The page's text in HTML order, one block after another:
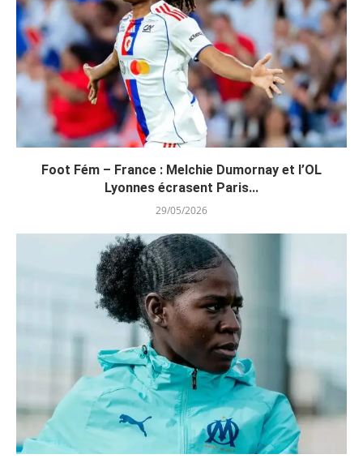
Foot Fém – France : Melchie Dumornay et l’OL
Lyonnes écrasent Paris...
29/05/2026